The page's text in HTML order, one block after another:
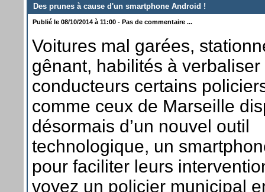
Des prunes à cause d'un smartphone Android !
Publié le 08/10/2014 à 11:00 - Pas de commentaire ...
Voitures mal garées,
gênant, habilités à verbaliser
conducteurs certains
comme ceux de Marseille
désormais d’un nouvel outil
technologique, un
pour faciliter leurs
voyez un policier municipal